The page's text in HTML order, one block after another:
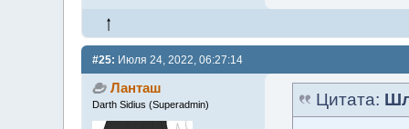
#25: Июля 24, 2022, 06:27:14
Ланташ
Darth Sidius (Superadmin) Цитата: